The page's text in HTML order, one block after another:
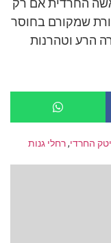
שמקורם בחוסר
הרע וטהרנות
החרדי,רחלי גנות